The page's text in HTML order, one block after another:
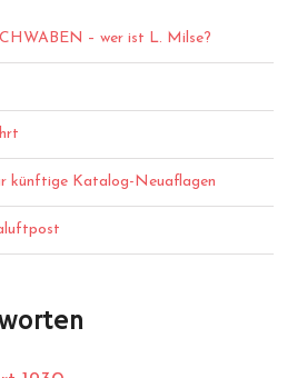
– wer ist L. Milse?
künftige Katalog-Neuaflagen